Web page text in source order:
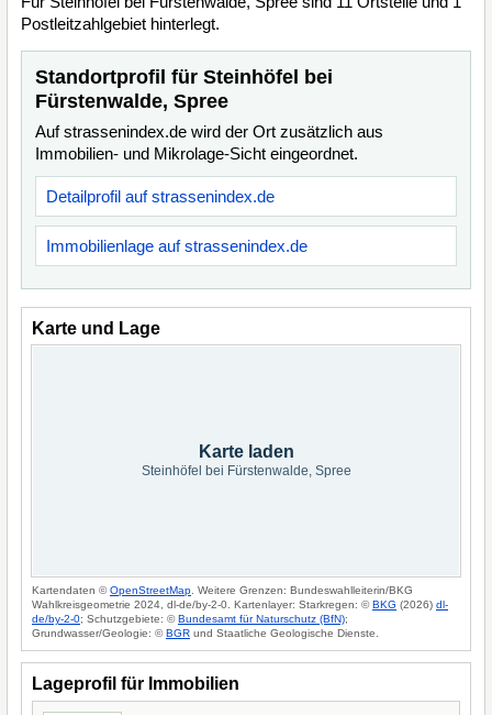
Postleitzahlgebiet hinterlegt.
Standortprofil für Steinhöfel bei
Fürstenwalde, Spree
Auf strassenindex.de wird der Ort zusätzlich aus
Immobilien- und Mikrolage-Sicht eingeordnet.
Detailprofil auf strassenindex.de
Immobilienlage auf strassenindex.de
Karte und Lage
Karte laden
Steinhöfel bei Fürstenwalde, Spree
Kartendaten ©OpenStreetMap . Weitere Grenzen: Bundeswahlleiterin/BKG
Wahlkreisgeometrie 2024, dl-de/by-2-0. Kartenlayer: Starkregen: ©BKG (2026) dl-
de/by-2-0; Schutzgebiete: ©Bundesamt für Naturschutz (BfN);
Grundwasser/Geologie: ©BGR und Staatliche Geologische Dienste.
Lageprofil für Immobilien